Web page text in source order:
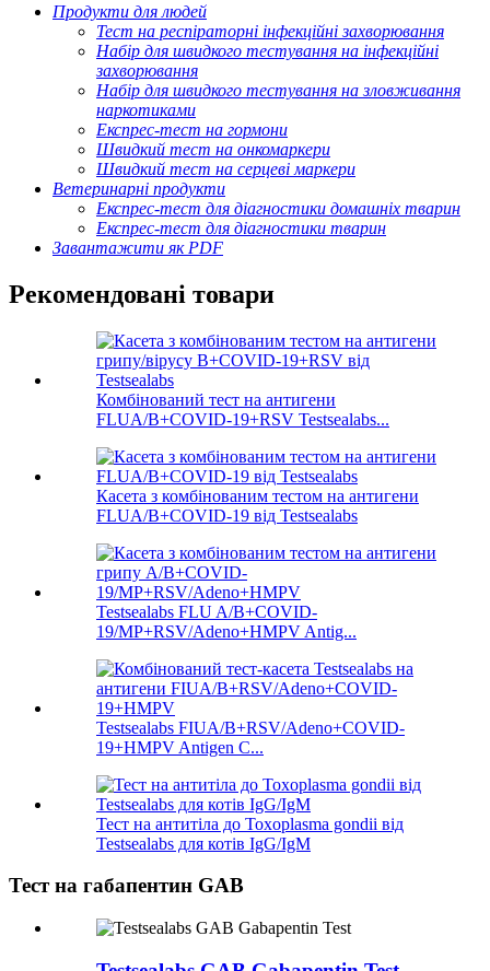
Продукти для людей
Тест на респіраторні інфекційні захворювання
Набір для швидкого тестування на інфекційні
захворювання
Набір для швидкого тестування на зловживання
наркотиками
Експрес-тест на гормони
Швидкий тест на онкомаркери
Швидкий тест на серцеві маркери
Ветеринарні продукти
Експрес-тест для діагностики домашніх тварин
Експрес-тест для діагностики тварин
Завантажити як PDF
Рекомендовані товари
Комбінований тест на антигени
FLUA/B+COVID-19+RSV Testsealabs...
Касета з комбінованим тестом на антигени
FLUA/B+COVID-19 від Testsealabs
Testsealabs FLU A/B+COVID-
19/MP+RSV/Adeno+HMPV Antig...
Testsealabs FIUA/B+RSV/Adeno+COVID-
19+HMPV Antigen C...
Тест на антитіла до Toxoplasma gondii від
Testsealabs для котів IgG/IgM
Тест на габапентин GAB